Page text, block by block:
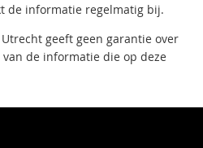
de informatie regelmatig bij.
geeft geen garantie over
de informatie die op deze